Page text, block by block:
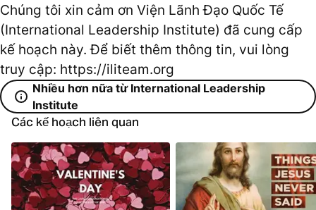
Chúng tôi xin cảm ơn Viện Lãnh Đạo Quốc Tế
(International Leadership Institute) đã cung cấp
kế hoạch này. Để biết thêm thông tin, vui lòng
truy cập: https://iliteam.org
Nhiều hơn nữa từ International Leadership
Institute
Các kế hoạch liên quan